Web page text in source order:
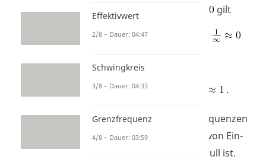
deutlich machen. Für
gilt
und für
.
Das bedeutet, dass für Frequenzen
gegen Null das Verhältnis von Ein-
und Ausgangsspannung Null ist.
Effektivwert
2/8 – Dauer: 04:47
Schwingkreis
3/8 – Dauer: 04:33
Grenzfrequenz
4/8 – Dauer: 03:59